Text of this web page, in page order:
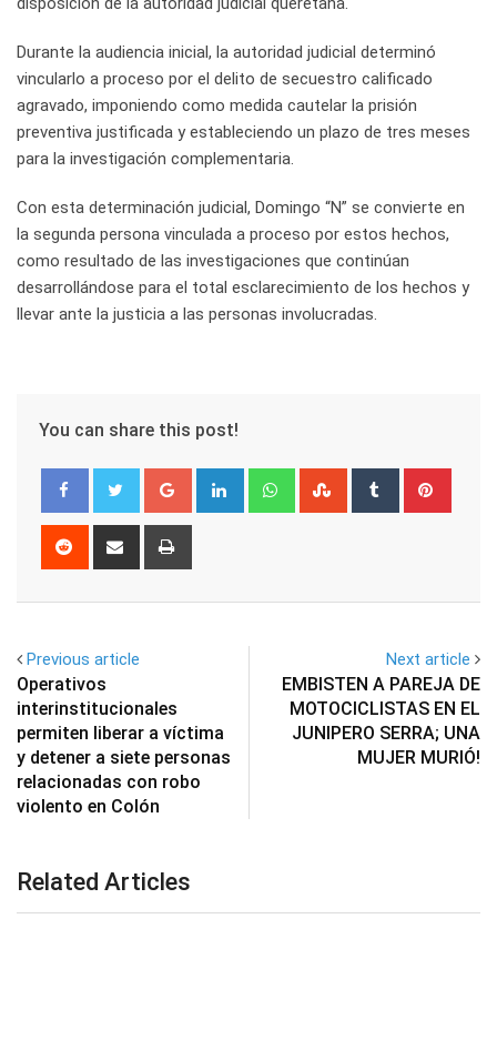
Durante la audiencia inicial, la autoridad judicial determinó
vincularlo a proceso por el delito de secuestro calificado
agravado, imponiendo como medida cautelar la prisión
preventiva justificada y estableciendo un plazo de tres meses
para la investigación complementaria.
Con esta determinación judicial, Domingo “N” se convierte en
la segunda persona vinculada a proceso por estos hechos,
como resultado de las investigaciones que continúan
desarrollándose para el total esclarecimiento de los hechos y
llevar ante la justicia a las personas involucradas.
You can share this post!
Google+ LinkedIn WhatsappStumbleUpon
Tumblr
Reddit
Share
Previous article
Operativos
interinstitucionales
permiten liberar a víctima
y detener a siete personas
relacionadas con robo
violento en Colón
Next article
EMBISTEN A PAREJA DE
MOTOCICLISTAS EN EL
JUNIPERO SERRA; UNA
MUJER MURIÓ!
Related Articles